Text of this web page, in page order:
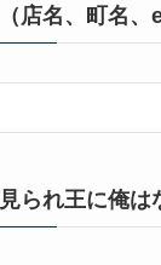
店名、町名、
られ王に俺は